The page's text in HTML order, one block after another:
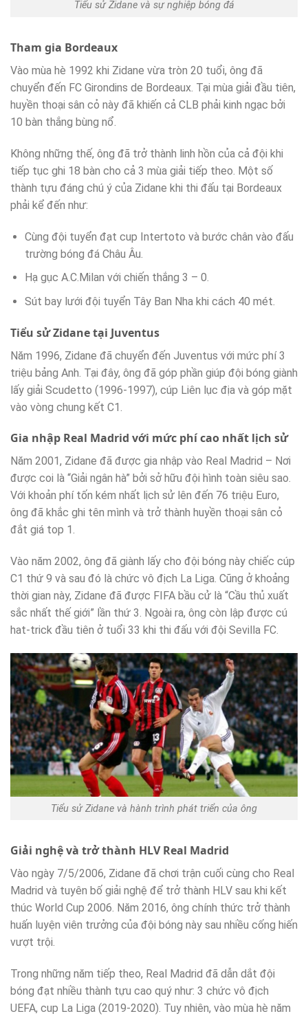
Tiểu sử Zidane và sự nghiệp bóng đá
Tham gia Bordeaux
Vào mùa hè 1992 khi Zidane vừa tròn 20 tuổi, ông đã
chuyển đến FC Girondins de Bordeaux. Tại mùa giải đầu tiên,
huyền thoại sân cỏ này đã khiến cả CLB phải kinh ngạc bởi
10 bàn thắng bùng nổ.
Không những thế, ông đã trở thành linh hồn của cả đội khi
tiếp tục ghi 18 bàn cho cả 3 mùa giải tiếp theo. Một số
thành tựu đáng chú ý của Zidane khi thi đấu tại Bordeaux
phải kể đến như:
Cùng đội tuyển đạt cup Intertoto và bước chân vào đấu
trường bóng đá Châu Âu.
Hạ gục A.C.Milan với chiến thắng 3 – 0.
Sút bay lưới đội tuyển Tây Ban Nha khi cách 40 mét.
Tiểu sử Zidane tại Juventus
Năm 1996, Zidane đã chuyển đến Juventus với mức phí 3
triệu bảng Anh. Tại đây, ông đã góp phần giúp đội bóng giành
lấy giải Scudetto (1996-1997), cúp Liên lục địa và góp mặt
vào vòng chung kết C1.
Gia nhập Real Madrid với mức phí cao nhất lịch sử
Năm 2001, Zidane đã được gia nhập vào Real Madrid – Nơi
được coi là “Giải ngân hà” bởi sở hữu đội hình toàn siêu sao.
Với khoản phí tốn kém nhất lịch sử lên đến 76 triệu Euro,
ông đã khắc ghi tên mình và trở thành huyền thoại sân cỏ
đắt giá top 1.
Vào năm 2002, ông đã giành lấy cho đội bóng này chiếc cúp
C1 thứ 9 và sau đó là chức vô địch La Liga. Cũng ở khoảng
thời gian này, Zidane đã được FIFA bầu cử là “Cầu thủ xuất
sắc nhất thế giới” lần thứ 3. Ngoài ra, ông còn lập được cú
hat-trick đầu tiên ở tuổi 33 khi thi đấu với đội Sevilla FC.
Tiểu sử Zidane và hành trình phát triển của ông
Giải nghệ và trở thành HLV Real Madrid
Vào ngày 7/5/2006, Zidane đã chơi trận cuối cùng cho Real
Madrid và tuyên bố giải nghệ để trở thành HLV sau khi kết
thúc World Cup 2006. Năm 2016, ông chính thức trở thành
huấn luyện viên trưởng của đội bóng này sau nhiều cống hiến
vượt trội.
Trong những năm tiếp theo, Real Madrid đã dẫn dắt đội
bóng đạt nhiều thành tựu cao quý như: 3 chức vô địch
UEFA, cup La Liga (2019-2020). Tuy nhiên, vào mùa hè năm